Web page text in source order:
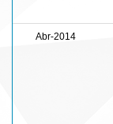
Abr-2014